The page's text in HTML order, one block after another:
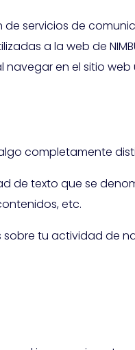
servicios de
a la web de
navegar en el sitio
completamente
texto que se
etc.
sobre tu actividad de